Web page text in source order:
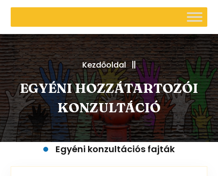
Kezdőoldal
EGYÉNI HOZZÁTARTOZÓI
KONZULTÁCIÓ
Egyéni konzultációs fajták